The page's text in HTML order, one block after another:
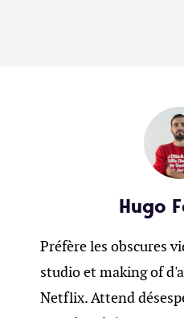
Hugo
Préfère les obscures
studio et making of
Netflix. Attend